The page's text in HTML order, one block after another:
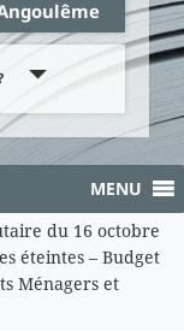
MENU
du 16 octobre
éteintes – Budget
Ménagers et